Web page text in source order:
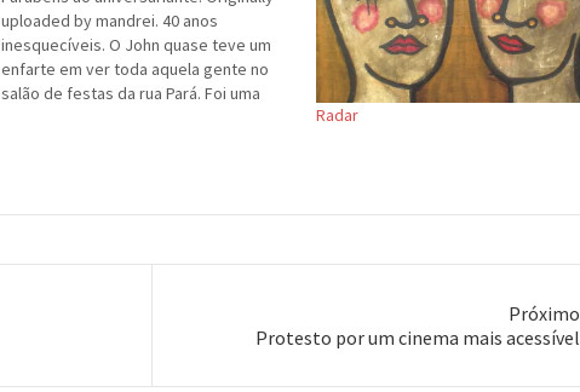
uploaded by mandrei. 40 anos
inesquecíveis. O John quase teve um
enfarte em ver toda aquela gente no
salão de festas da rua Pará. Foi uma
Radar
Próximo
PróximoProtesto por um cinema mais acessível